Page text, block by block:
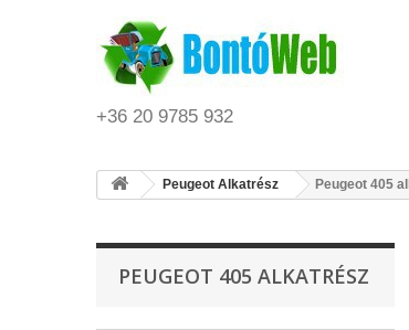
+36 20 9785 932
Peugeot Alkatrész Peugeot 405
PEUGEOT 405 ALKATRÉSZ